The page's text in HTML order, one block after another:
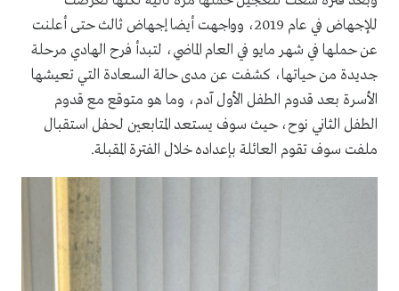
للإجهاض في عام 2019، وواجهت أيضا إجهاض ثالث حتى أعلنت
عن حملها في شهر مايو في العام الماضي، لتبدأ فرح الهادي مرحلة
جديدة من حياتها، كشفت عن مدى حالة السعادة التي تعيشها
الأسرة بعد قدوم الطفل الأول آدم، وما هو متوقع مع قدوم
الطفل الثاني نوح، حيث سوف يستعد المتابعين لحفل استقبال
ملفت سوف تقوم العائلة بإعداده خلال الفترة المقبلة.